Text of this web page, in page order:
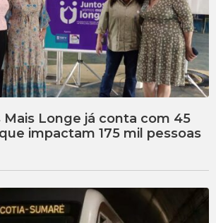
Mais Longe já conta com 45
impactam 175 mil pessoas